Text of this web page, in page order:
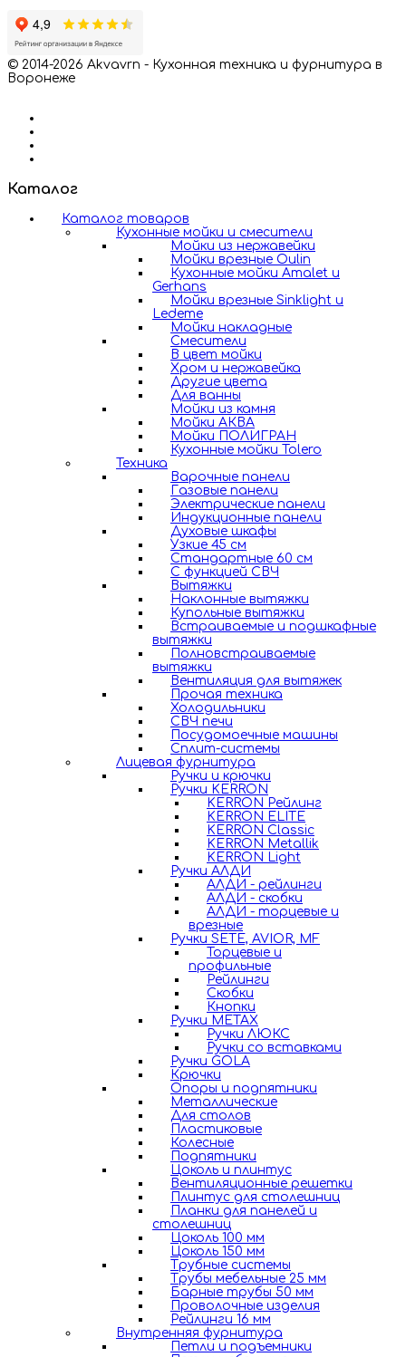
© 2014-2026 Akvavrn - Кухонная техника и фурнитура в
Воронеже
Каталог
Каталог товаров
Кухонные мойки и смесители
Мойки из нержавейки
Мойки врезные Oulin
Кухонные мойки Amalet и
Gerhans
Мойки врезные Sinklight и
Ledeme
Мойки накладные
Смесители
В цвет мойки
Хром и нержавейка
Другие цвета
Для ванны
Мойки из камня
Мойки АКВА
Мойки ПОЛИГРАН
Кухонные мойки Tolero
Техника
Варочные панели
Газовые панели
Электрические панели
Индукционные панели
Духовые шкафы
Узкие 45 см
Стандартные 60 см
С функцией СВЧ
Вытяжки
Наклонные вытяжки
Купольные вытяжки
Встраиваемые и подшкафные
вытяжки
Полновстраиваемые
вытяжки
Вентиляция для вытяжек
Прочая техника
Холодильники
СВЧ печи
Посудомоечные машины
Сплит-системы
Лицевая фурнитура
Ручки и крючки
Ручки KERRON
KERRON Рейлинг
KERRON ELITE
KERRON Classic
KERRON Metallik
KERRON Light
Ручки АЛДИ
АЛДИ - рейлинги
АЛДИ - скобки
АЛДИ - торцевые и
врезные
Ручки SETE, AVIOR, MF
Торцевые и
профильные
Рейлинги
Скобки
Кнопки
Ручки METAX
Ручки ЛЮКС
Ручки со вставками
Ручки GOLA
Крючки
Опоры и подпятники
Металлические
Для столов
Пластиковые
Колесные
Подпятники
Цоколь и плинтус
Вентиляционные решетки
Плинтус для столешниц
Планки для панелей и
столешниц
Цоколь 100 мм
Цоколь 150 мм
Трубные системы
Трубы мебельные 25 мм
Барные трубы 50 мм
Проволочные изделия
Рейлинги 16 мм
Внутренняя фурнитура
Петли и подъемники